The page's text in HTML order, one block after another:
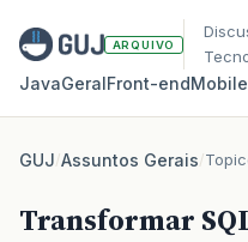
ARQUIVO
JavaGeralFront‑endMobile
GUJ/Assuntos Gerais/
Transformar